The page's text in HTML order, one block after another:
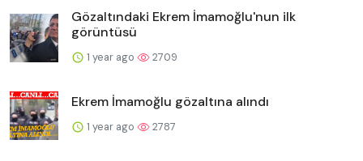
Gözaltındaki Ekrem İmamoğlu'nun ilk
görüntüsü
1 year ago 2709
Ekrem İmamoğlu gözaltına alındı
1 year ago 2787